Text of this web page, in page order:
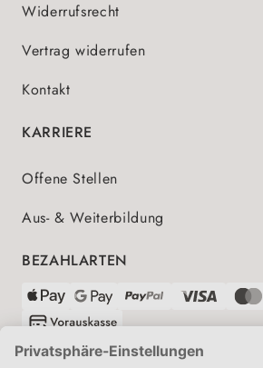
Widerrufsrecht
Vertrag widerrufen
Kontakt
KARRIERE
Offene Stellen
Aus- & Weiterbildung
BEZAHLARTEN
VERSANDPARTNER